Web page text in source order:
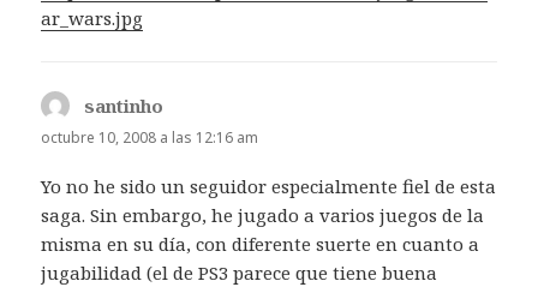
ar_wars.jpg
santinho
octubre 10, 2008 a las 12:16 am
Yo no he sido un seguidor especialmente fiel de esta
saga. Sin embargo, he jugado a varios juegos de la
misma en su día, con diferente suerte en cuanto a
jugabilidad (el de PS3 parece que tiene buena